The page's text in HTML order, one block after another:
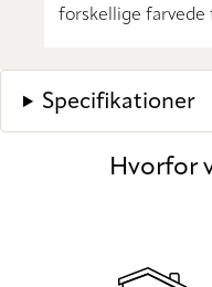
forskellige farvede
Specifikationer
Hvorfor